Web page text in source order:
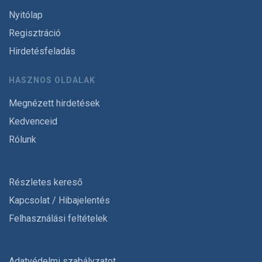
Nyitólap
Regisztráció
Hirdetésfeladás
HASZNOS OLDALAK
Megnézett hirdetések
Kedvenceid
Rólunk
Részletes kereső
Kapcsolat / Hibajelentés
Felhasználási feltételek